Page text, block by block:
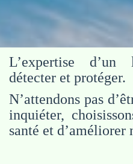
L’expertise
détecter et protéger.
N’attendons pas
inquiéter,
santé et d’améliorer